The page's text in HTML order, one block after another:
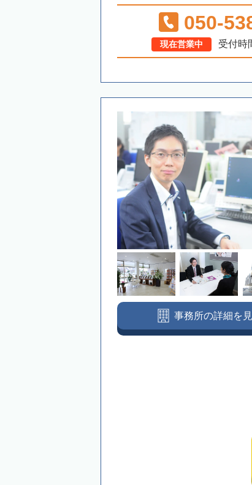
050-
現在営業中 受付
事務所の詳細を